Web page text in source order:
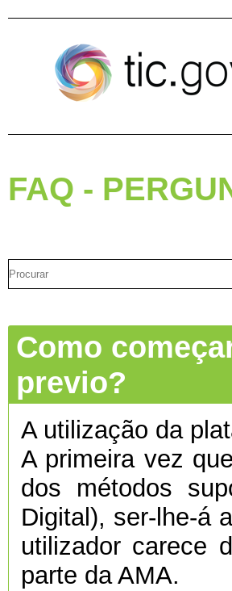
FAQ -
Como
previo?
A utilização da
A primeira vez
dos métodos
Digital), ser-lhe-á
utilizador carece
parte da AMA.